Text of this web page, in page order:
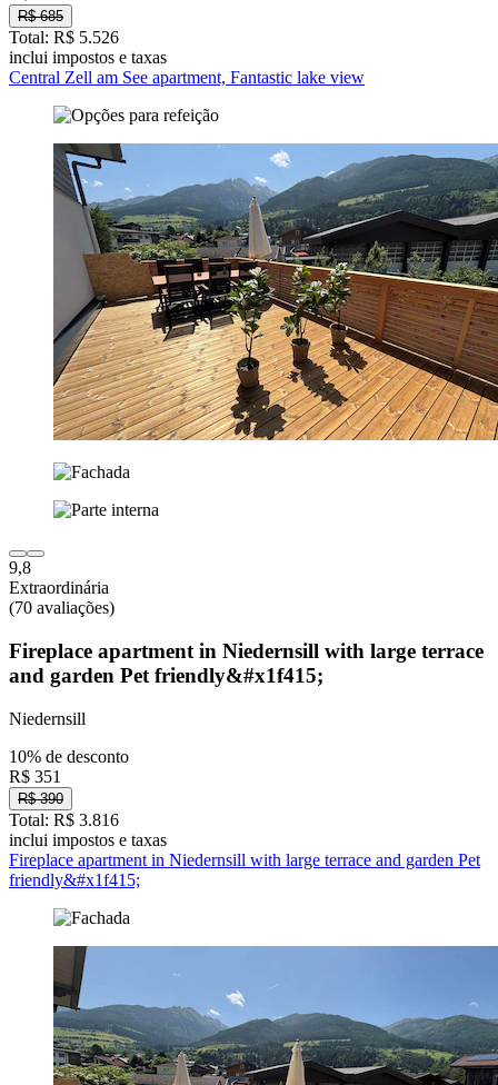
R$ 685
Total: R$ 5.526
inclui impostos e taxas
Central Zell am See apartment, Fantastic lake view
9,8
Extraordinária
(70 avaliações)
Fireplace apartment in Niedernsill with large terrace
and garden Pet friendly&#x1f415;
Niedernsill
10% de desconto
R$ 351
R$ 390
Total: R$ 3.816
inclui impostos e taxas
Fireplace apartment in Niedernsill with large terrace and garden Pet
friendly&#x1f415;